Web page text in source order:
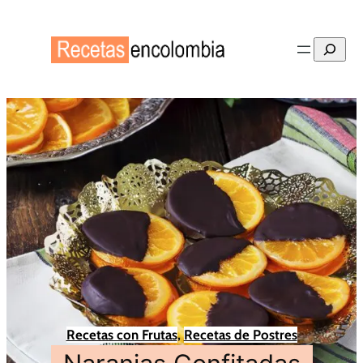
Buscar
Recetas con Frutas, Recetas de Postres